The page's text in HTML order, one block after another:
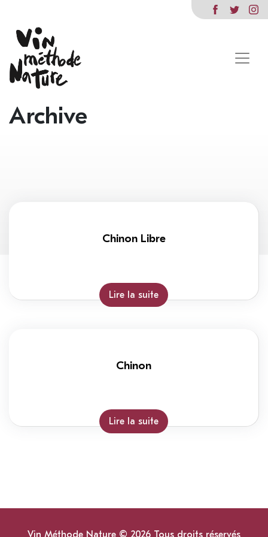
Archive
Chinon Libre
Lire la suite
Chinon
Lire la suite
Vin Méthode Nature © 2026 Tous droits réservés